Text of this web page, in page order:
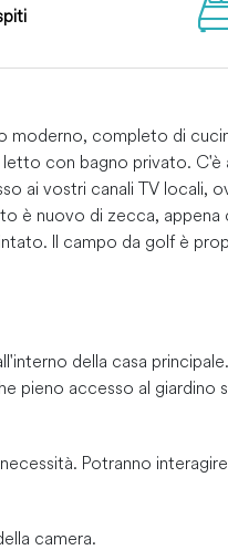
moderno, completo di
con bagno privato.
ai vostri canali TV locali,
è nuovo di zecca,
Il campo da golf è
della casa
pieno accesso al giardino
Potranno
camera.